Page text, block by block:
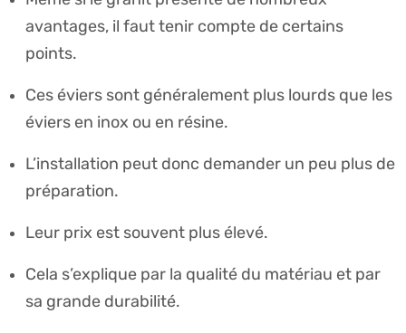
avantages, il faut tenir compte de certains
points.
Ces éviers sont généralement plus lourds que les
éviers en inox ou en résine.
L’installation peut donc demander un peu plus de
préparation.
Leur prix est souvent plus élevé.
Cela s’explique par la qualité du matériau et par
sa grande durabilité.